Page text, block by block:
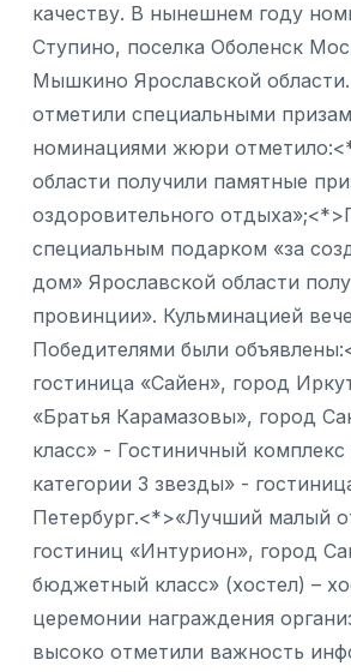
качеству. В нынешнем году
Ступино, поселка Оболенск
Мышкино Ярославской области.
отметили специальными
номинациями жюри
области получили памятные
оздоровительного
специальным подарком «за
дом» Ярославской области
провинции». Кульминацией
Победителями были
гостиница «Сайен», город
«Братья Карамазовы», город
класс» - Гостиничный
категории 3 звезды» -
Петербург.<*>«Лучший малый
гостиниц «Интурион», город
бюджетный класс» (хостел) –
церемонии награждения
высоко отметили важность